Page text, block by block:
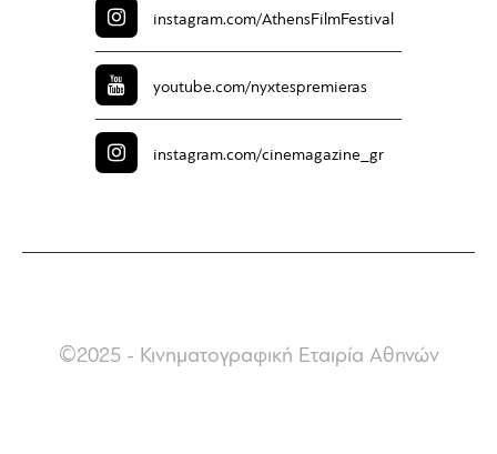
instagram.com/AthensFilmFestival
youtube.com/nyxtespremieras
instagram.com/cinemagazine_gr
©2025 - Κινηματογραφική Εταιρία Αθηνών